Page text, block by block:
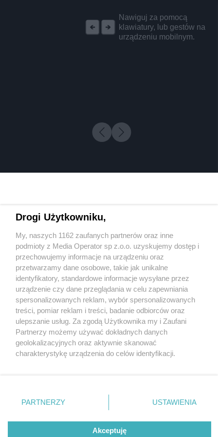
Nawiguj za pomocą
klawiatury, lub gestów na
urządzeniu mobilnym.
4 / 0
Wydawca mediów lokalnych
Nie zapomnij
zapoznać się z:
polityką prywatności
Twojemiasto
Piekary Śląskie
Chorzów
Tarnowskie Góry
Gliwice
Skontakuj sięz nami
Kontakt
Redakcja
Newsletter
Drogi Użytkowniku,
My, naszych 1162 zaufanych partnerów oraz inne
podmioty z Media Operator sp z.o.o. uzyskujemy dostęp i
przechowujemy informacje na urządzeniu oraz
przetwarzamy dane osobowe, takie jak unikalne
identyfikatory, standardowe informacje wysyłane przez
urządzenie czy dane przeglądania w celu zapewniania
spersonalizowanych reklam, wybór spersonalizowanych
treści, pomiar reklam i treści, badanie odbiorców oraz
ulepszanie usług. Za zgodą Użytkownika my i Zaufani
Partnerzy możemy używać dokładnych danych
geolokalizacyjnych oraz aktywnie skanować
charakterystykę urządzenia do celów identyfikacji.
zmienić/wycofać klikając przycisk ustawień prywatności
znajdujący się w lewym dolnym rogu strony
rodzaje przetwarzania danych nie wymagają zgody
użytkownika, ale masz prawo sprzeciwić się takiemu
PARTNERZY USTAWIENIA
Akceptuję